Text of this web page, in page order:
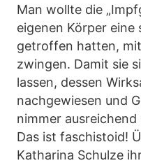
Man wollte die
eigenen Körper eine
getroffen hatten,
zwingen. Damit sie
lassen, dessen
nachgewiesen und
nimmer
Das ist faschistoid!
Katharina Schulze